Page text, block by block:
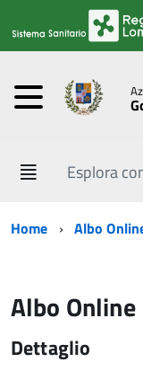
Esplora
Home Albo
Albo Online
Dettaglio